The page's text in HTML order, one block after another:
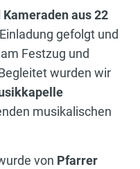
aus 22
gefolgt und
Festzug und
wurden wir
musikalischen
von Pfarrer